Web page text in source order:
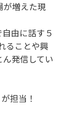
が増えた現
由に話す５
ることや興
発信してい
担当！